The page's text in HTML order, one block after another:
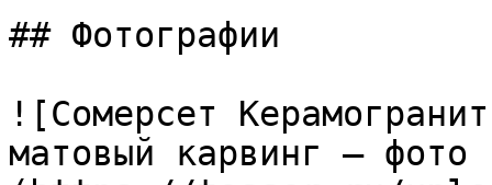
## Фотографии
![Сомерсет
матовый карвинг —